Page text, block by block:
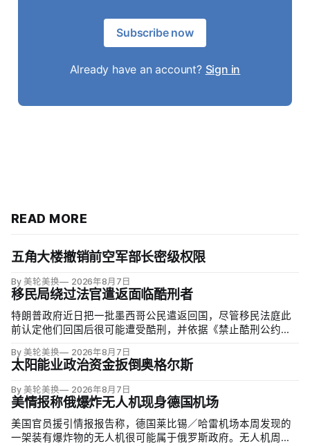
Subscribe now
Already have an account? Sign in
READ MORE
五角大楼撤销前空军部长密级权限
By 美轮美换 2026年8月7日
移民局绕过法官遣返面临酷刑者
特朗普政府近日把一批墨西哥公民遣返回国，尽管移民法庭此
前认定他们回国后很可能遭受酷刑，并依据《禁止酷刑公约》
文图雷拉（David Venturella）凭国务院从墨西哥政府取得的
「不受伤害」外交保证，单方面撤销保护；
By 美轮美换 2026年8月7日
太阳能业政治资金扳倒奥格尔斯
By 美轮美换 2026年8月7日
美情报称俄爆炸无人机现身德国机场
美国官员援引情报报告称，德国莱比锡／哈雷机场本周发现的
一架装有爆炸物的无人机很可能属于俄罗斯政府。无人机周二